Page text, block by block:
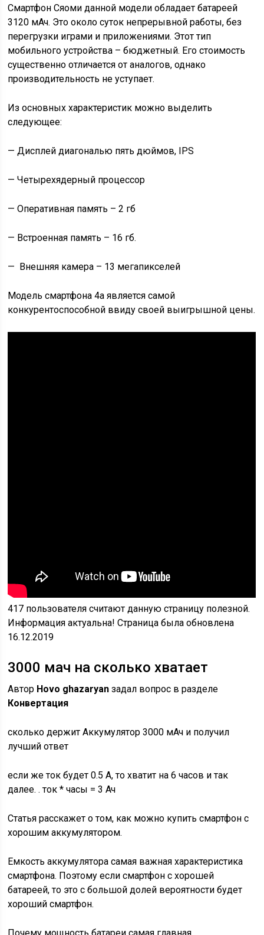
Смартфон Сяоми данной модели обладает батареей
3120 мАч. Это около суток непрерывной работы, без
перегрузки играми и приложениями. Этот тип
мобильного устройства – бюджетный. Его стоимость
существенно отличается от аналогов, однако
производительность не уступает.
Из основных характеристик можно выделить
следующее:
— Дисплей диагональю пять дюймов, IPS
— Четырехядерный процессор
— Оперативная память – 2 гб
— Встроенная память – 16 гб.
— Внешняя камера – 13 мегапикселей
Модель смартфона 4a является самой
конкурентоспособной ввиду своей выигрышной цены.
417 пользователя считают данную страницу полезной.
Информация актуальна! Страница была обновлена
16.12.2019
3000 мач на сколько хватает
Автор Hovo ghazaryan задал вопрос в разделе
Конвертация
сколько держит Аккумулятор 3000 мАч и получил
лучший ответ
если же ток будет 0.5 А, то хватит на 6 часов и так
далее. . ток * часы = 3 Ач
Cтатья расскажет о том, как можно купить смартфон с
хорошим аккумулятором.
Емкость аккумулятора самая важная характеристика
смартфона. Поэтому если смартфон с хорошей
батареей, то это с большой долей вероятности будет
хороший смартфон.
Почему мощность батареи самая главная